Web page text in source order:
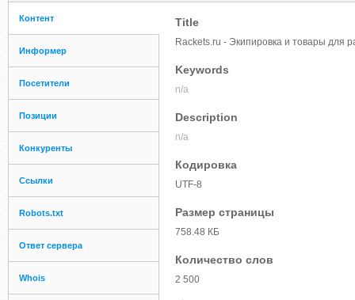
Контент
Информер
Посетители
Позиции
Конкуренты
Ссылки
Robots.txt
Ответ сервера
Whois
Title
Rackets.ru - Экипировка и товары для
Keywords
n/a
Description
n/a
Кодировка
UTF-8
Размер страницы
758.48 КБ
Количество слов
2 500